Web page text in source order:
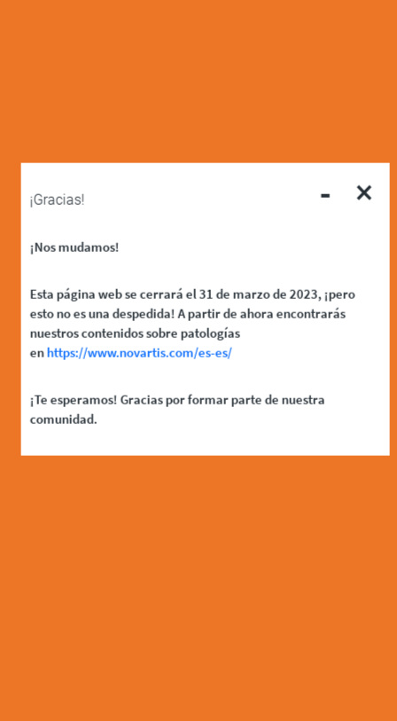
- ×
¡Gracias!
¡Nos mudamos!
Esta página web se cerrará el 31 de marzo de 2023, ¡pero
esto no es una despedida! A partir de ahora encontrarás
nuestros contenidos sobre patologías
enhttps://www.novartis.com/es-es/
¡Te esperamos! Gracias por formar parte de nuestra
comunidad.